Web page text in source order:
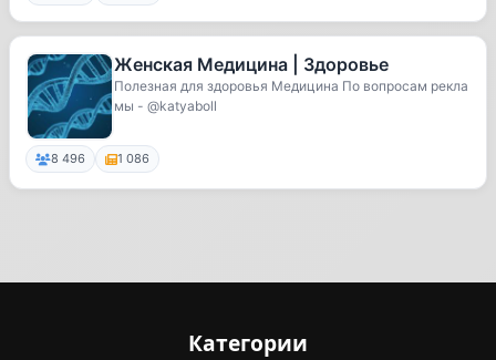
Женская Медицина | Здоровье
Полезная для здоровья Медицина По вопросам рекла
мы - @katyaboll
8 496 1 086
Категории